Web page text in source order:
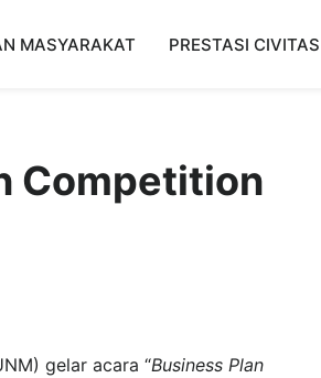
MASYARAKAT PRESTASI CIVITAS
Competition
gelar acara “Business Plan